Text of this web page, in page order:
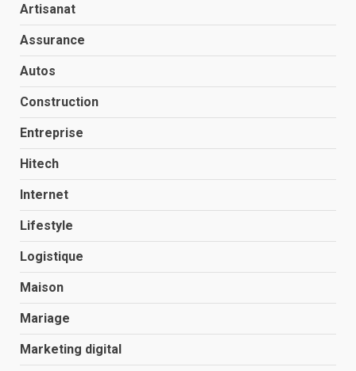
Artisanat
Assurance
Autos
Construction
Entreprise
Hitech
Internet
Lifestyle
Logistique
Maison
Mariage
Marketing digital